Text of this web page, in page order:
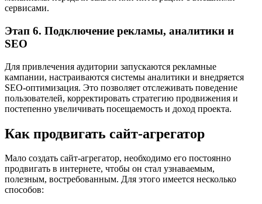
сервисами.
Этап 6. Подключение рекламы, аналитики и
SEO
Для привлечения аудитории запускаются рекламные
кампании, настраиваются системы аналитики и внедряется
SEO-оптимизация. Это позволяет отслеживать поведение
пользователей, корректировать стратегию продвижения и
постепенно увеличивать посещаемость и доход проекта.
Как продвигать сайт-агрегатор
Мало создать сайт-агрегатор, необходимо его постоянно
продвигать в интернете, чтобы он стал узнаваемым,
полезным, востребованным. Для этого имеется несколько
способов: